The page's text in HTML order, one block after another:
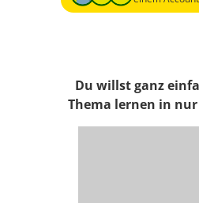
Du willst ganz
Thema lernen in nur